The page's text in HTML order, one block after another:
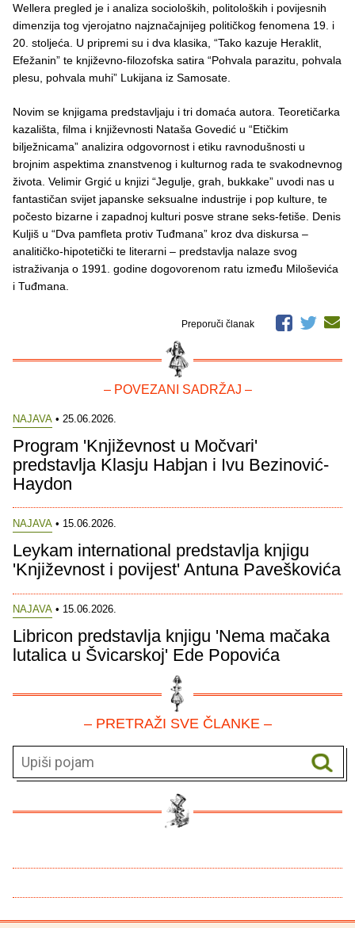
Wellera pregled je i analiza socioloških, politoloških i povijesnih
dimenzija tog vjerojatno najznačajnijeg političkog fenomena 19. i
20. stoljeća. U pripremi su i dva klasika, “Tako kazuje Heraklit,
Efežanin” te književno-filozofska satira “Pohvala parazitu, pohvala
plesu, pohvala muhi” Lukijana iz Samosate.
Novim se knjigama predstavljaju i tri domaća autora. Teoretičarka
kazališta, filma i književnosti Nataša Govedić u “Etičkim
bilježnicama” analizira odgovornost i etiku ravnodušnosti u
brojnim aspektima znanstvenog i kulturnog rada te svakodnevnog
života. Velimir Grgić u knjizi “Jegulje, grah, bukkake” uvodi nas u
fantastičan svijet japanske seksualne industrije i pop kulture, te
počesto bizarne i zapadnoj kulturi posve strane seks-fetiše. Denis
Kuljiš u “Dva pamfleta protiv Tuđmana” kroz dva diskursa –
analitičko-hipotetički te literarni – predstavlja nalaze svog
istraživanja o 1991. godine dogovorenom ratu između Miloševića
i Tuđmana.
Preporuči članak
– POVEZANI SADRŽAJ –
NAJAVA • 25.06.2026.
Program 'Književnost u Močvari'
predstavlja Klasju Habjan i Ivu Bezinović-
Haydon
NAJAVA • 15.06.2026.
Leykam international predstavlja knjigu
'Književnost i povijest' Antuna Paveškovića
NAJAVA • 15.06.2026.
Libricon predstavlja knjigu 'Nema mačaka
lutalica u Švicarskoj' Ede Popovića
– PRETRAŽI SVE ČLANKE –